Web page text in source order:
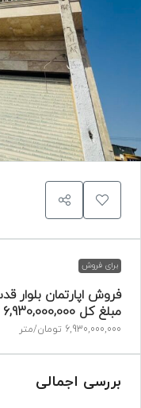
برای فروش
فروش اپارتمان بلوار
مبلغ کل 6,930,000,000 تومان
6,930,000,000 تومان /متر
بررسی اجمالی